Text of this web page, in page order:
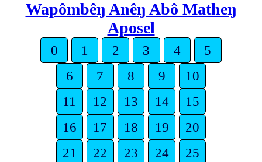
Wapômbêŋ Anêŋ Abô Matheŋ
Aposel
0 1 2 3 4
5
6
7 8 9
10
11
12 13 14
15
16
17 18 19
20
21
22 23 24
25